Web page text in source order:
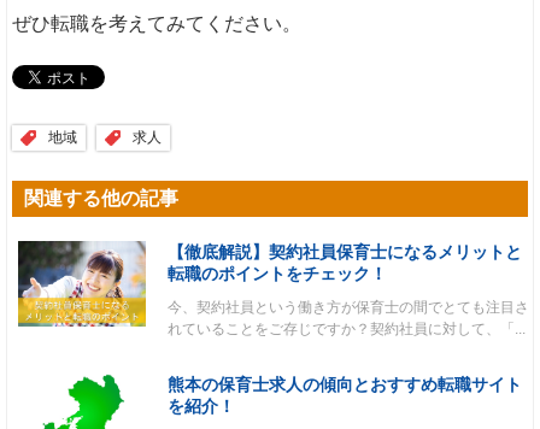
ぜひ転職を考えてみてください。
地域 求人
関連する他の記事
【徹底解説】契約社員保育士になるメリットと
転職のポイントをチェック！
今、契約社員という働き方が保育士の間でとても注目さ
れていることをご存じですか？契約社員に対して、「...
熊本の保育士求人の傾向とおすすめ転職サイト
を紹介！